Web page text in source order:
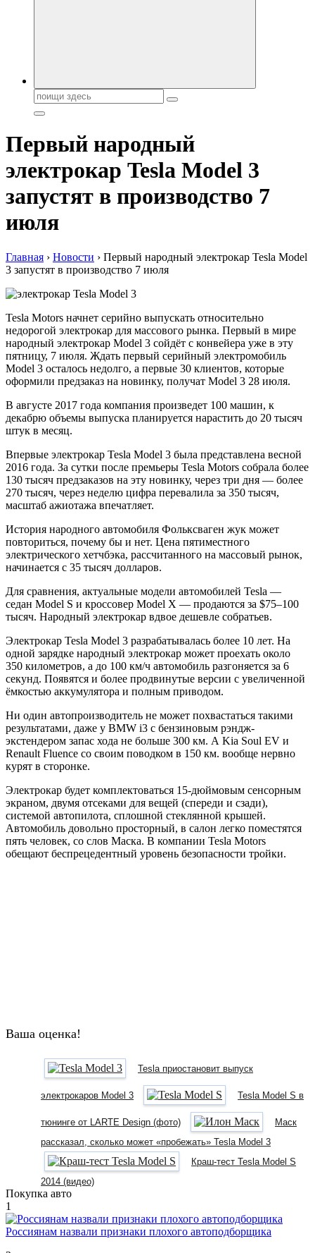
Поиск:
Первый народный
электрокар Tesla Model 3
запустят в производство 7
июля
Главная › Новости › Первый народный электрокар Tesla Model
3 запустят в производство 7 июля
Tesla Motors начнет серийно выпускать относительно
недорогой электрокар для массового рынка. Первый в мире
народный электрокар Model 3 сойдёт с конвейера уже в эту
пятницу, 7 июля. Ждать первый серийный электромобиль
Model 3 осталось недолго, а первые 30 клиентов, которые
оформили предзаказ на новинку, получат Model 3 28 июля.
В августе 2017 года компания произведет 100 машин, к
декабрю объемы выпуска планируется нарастить до 20 тысяч
штук в месяц.
Впервые электрокар Tesla Model 3 была представлена весной
2016 года. За сутки после премьеры Tesla Motors собрала более
130 тысяч предзаказов на эту новинку, через три дня — более
270 тысяч, через неделю цифра перевалила за 350 тысяч,
масштаб ажиотажа впечатляет.
История народного автомобиля Фольксваген жук может
повториться, почему бы и нет. Цена пятиместного
электрического хетчбэка, рассчитанного на массовый рынок,
начинается с 35 тысяч долларов.
Для сравнения, актуальные модели автомобилей Tesla —
седан Model S и кроссовер Model X — продаются за $75–100
тысяч. Народный электрокар вдвое дешевле собратьев.
Электрокар Tesla Model 3 разрабатывалась более 10 лет. На
одной зарядке народный электрокар может проехать около
350 километров, а до 100 км/ч автомобиль разгоняется за 6
секунд. Появятся и более продвинутые версии с увеличенной
ёмкостью аккумулятора и полным приводом.
Ни один автопроизводитель не может похвастаться такими
результатами, даже у BMW i3 с бензиновым рэндж-
экстендером запас хода не больше 300 км. А Kia Soul EV и
Renault Fluence со своим поводком в 150 км. вообще нервно
курят в сторонке.
Электрокар будет комплектоваться 15-дюймовым сенсорным
экраном, двумя отсеками для вещей (спереди и сзади),
системой автопилота, сплошной стеклянной крышей.
Автомобиль довольно просторный, в салон легко поместятся
пять человек, со слов Маска. В компании Tesla Motors
обещают беспрецедентный уровень безопасности тройки.
Ваша оценка!
Tesla приостановит выпуск
электрокаров Model 3 Tesla Model S в
тюнинге от LARTE Design (фото)
Маск
рассказал, сколько может «пробежать» Tesla Model 3
Краш-тест Tesla Model S
2014 (видео)
Покупка авто
1
Россиянам назвали признаки плохого автоподборщика